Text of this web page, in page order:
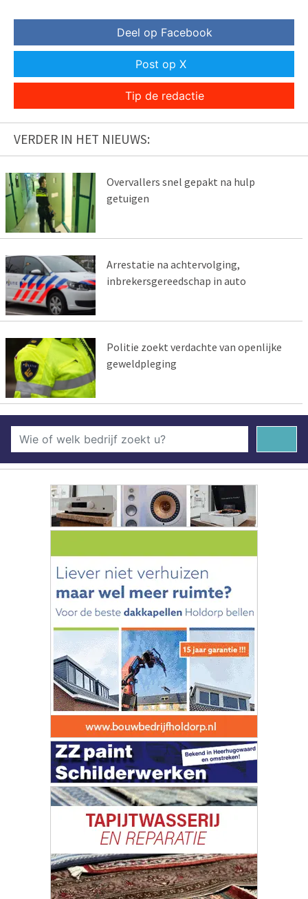
Deel op Facebook
Post op X
Tip de redactie
VERDER IN HET NIEUWS:
Overvallers snel gepakt na hulp
getuigen
Arrestatie na achtervolging,
inbrekersgereedschap in auto
Politie zoekt verdachte van openlijke
geweldpleging